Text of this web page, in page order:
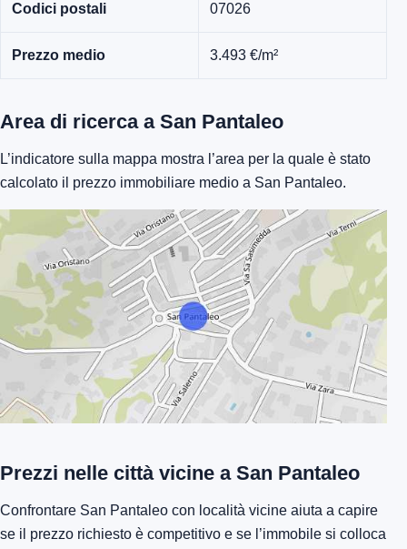
Codici postali 07026
Prezzo medio 3.493 €/m²
Area di ricerca a San Pantaleo
L’indicatore sulla mappa mostra l’area per la quale è stato
calcolato il prezzo immobiliare medio a San Pantaleo.
Prezzi nelle città vicine a San Pantaleo
Confrontare San Pantaleo con località vicine aiuta a capire
se il prezzo richiesto è competitivo e se l’immobile si colloca